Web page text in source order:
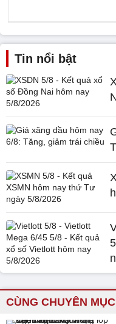
Tin nổi bật
CÙNG CHUYÊN MỤC